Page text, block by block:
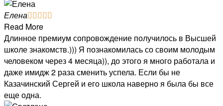
Елена    
Read More
Длинное премиум сопровождение получилось в Высшей
школе знакомств.))) Я познакомилась со своим молодым
человеком через 4 месяца)), до этого я много работала и
даже имидж 2 раза сменить успела. Если бы не
Казачинский Сергей и его школа наверно я была бы все
еще одна.